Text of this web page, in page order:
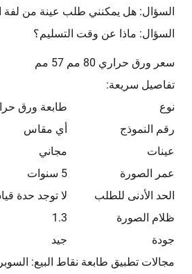
السؤال: هل يمكنني طلب عينة من لفة
السؤال: ماذا عن وقت التسليم؟
سعر ورق حراري 80 مم 57 مم
تفاصيل سريعة:
نوع
طابعة ورق
رقم النموذج
أي مقاس
عينات
مجاني
عمر الصورة
5 سنوات
الحد الأدنى للطلب
لا توجد حدة
ظلام الصورة
1.3
جودة
جيد
مجالات تطبيق طابعة نقاط البيع: